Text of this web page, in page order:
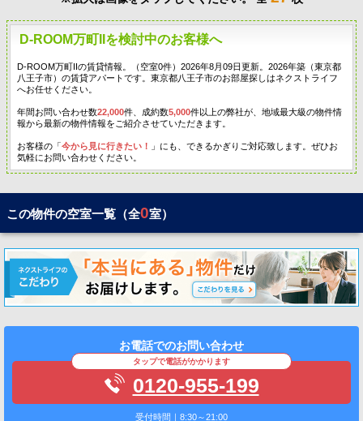
D-ROOM万町IIを検討中のお客様へ
D-ROOM万町IIの賃貸情報。（空室0件）2026年8月09日更新。2026年築（東京都
八王子市）の賃貸アパートです。東京都八王子市のお部屋探しはネクストライフ
へお任せください。
年間お問い合わせ数22,000件、成約数5,000件以上の弊社が、地域最大級の物件情
報から最新の物件情報をご紹介させていただきます。
お客様の「今から見に行きたい！
」にも、できるかぎりご対応致します。ぜひお
気軽にお問い合わせください。
この物件の空室一覧（全0室）
お電話でのお問い合わせ
タップで電話がかかります
0120-955-199
受付時間｜8:30～21:00